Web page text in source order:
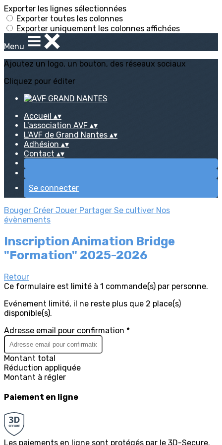
Exporter les lignes sélectionnées
Exporter toutes les colonnes
Exporter uniquement les colonnes affichées
Menu
Ajoutez un logo, un bouton, des réseaux sociaux
Cliquez pour éditer
Accueil ▴▾
L'association AVF ▴▾
L'AVF de Grand Nantes ▴▾
Adhésion ▴▾
Contact ▴▾
Se connecter
Bouger Créer Jouer Partager Se cultiver Nos
évènements
Inscription Animation Bridge
"Formation" 2025-2026
Retour
Ce formulaire est limité à 1 commande(s) par personne.
Evénement limité, il ne reste plus que 2 place(s)
disponible(s).
Adresse email pour confirmation *
Montant total
Réduction appliquée
Montant à régler
Paiement en ligne
Les paiements en ligne sont protégés par le 3D-Secure.